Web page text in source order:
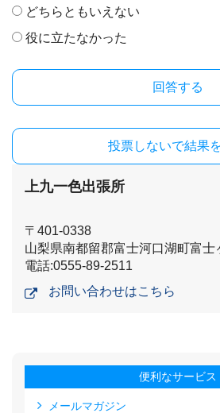
どちらともいえない
役に立たなかった
投票しないで結果
上九一色出張所
〒401-0338
山梨県南都留郡富士河口湖町富士
電話:0555-89-2511
お問い合わせはこちら
便利なサービス
メールマガジン